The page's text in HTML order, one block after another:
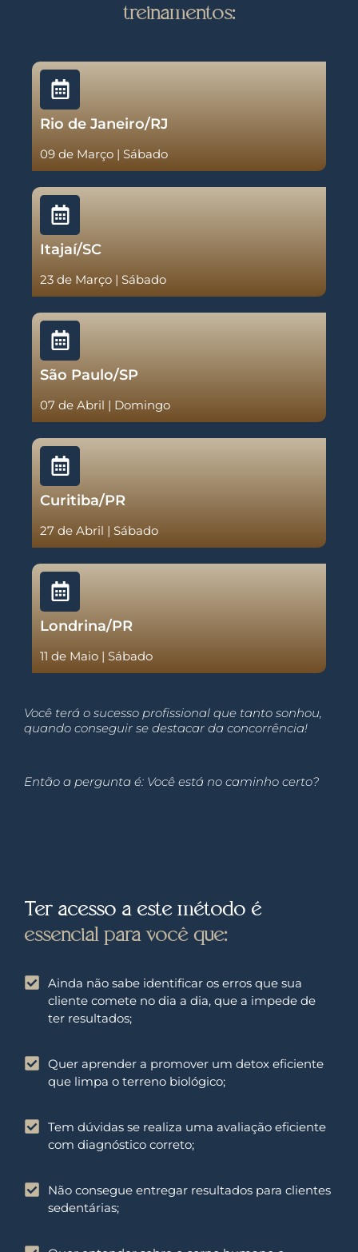
treinamentos:
Rio de Janeiro/RJ
09 de Março | Sábado
Itajaí/SC
23 de Março | Sábado
São Paulo/SP
07 de Abril | Domingo
Curitiba/PR
27 de Abril | Sábado
Londrina/PR
11 de Maio | Sábado
Você terá o sucesso profissional que tanto sonhou,
quando conseguir se destacar da concorrência!
Então a pergunta é: Você está no caminho certo?
Ter acesso a este método é
essencial para você que:
Ainda não sabe identificar os erros que sua
cliente comete no dia a dia, que a impede de
ter resultados;
Quer aprender a promover um detox eficiente
que limpa o terreno biológico;
Tem dúvidas se realiza uma avaliação eficiente
com diagnóstico correto;
Não consegue entregar resultados para clientes
sedentárias;